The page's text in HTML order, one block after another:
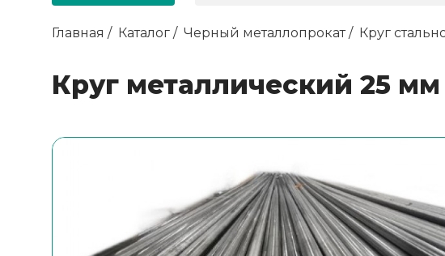
Главная Каталог Черный металлопрокат Круг
Круг металлический 25 мм